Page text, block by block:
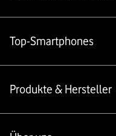
Top-Smartphones
Produkte & Hersteller